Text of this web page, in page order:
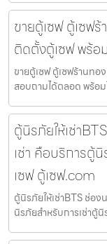
ขายตู้เซฟ ตู้เซฟ
ติดตั้งตู้เซฟ พร้อ
ขายตู้เซฟ ตู้เซฟร้านทอ
สอบถามได้ตลอด พร้อม
ตู้นิรภัยให้เช่า
เช่า คือบริการตู้
เซฟ ตู้เซฟ.com
ตู้นิรภัยให้เช่าBTS ช่อง
นิรภัยสำหรับการเช่าตู้นิ